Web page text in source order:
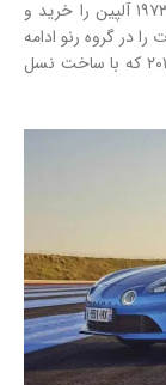
مسابقات اتوموبیلرانی بسیار موفق بود. رنو در سال ۱۹۷۳ آلپین را خرید و
را در گروه رنو ادامه
داد. اما در دهه نود تولید آلپین متوقف شد تا سال ۲۰۱۷ که با ساخت نسل